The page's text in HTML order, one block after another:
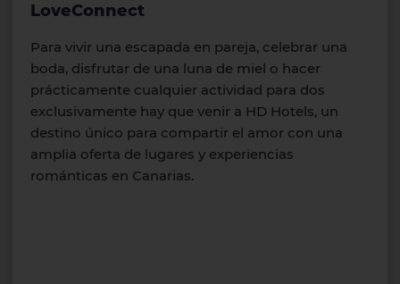
LoveConnect
Para vivir una escapada en pareja, celebrar una
boda, disfrutar de una luna de miel o hacer
prácticamente cualquier actividad para dos
exclusivamente hay que venir a HD Hotels, un
destino único para compartir el amor con una
amplia oferta de lugares y experiencias
románticas en Canarias.